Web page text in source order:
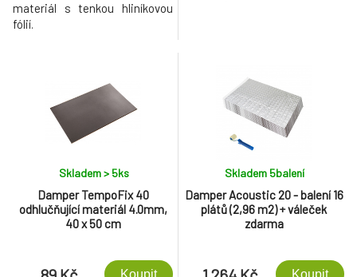
materiál s tenkou hliníkovou
fólií.
Damper TempoFix 40
odhlučňující materiál 4.0mm,
40 x 50 cm
Skladem > 5ks
Koupit
Damper Acoustic 20 - balení 16
plátů (2,96 m2) + váleček
zdarma
Skladem 5balení
Koupit